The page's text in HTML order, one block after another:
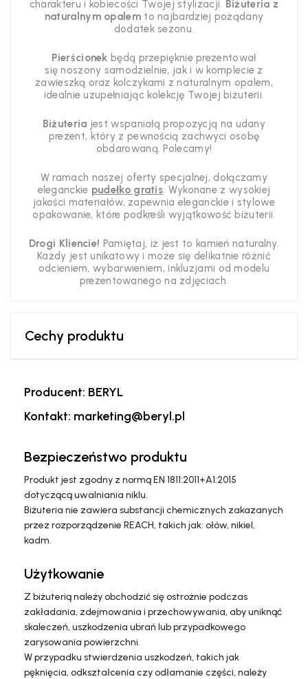
charakteru i kobiecości Twojej stylizacji. Biżuteria z
naturalnym opalem to najbardziej pożądany
dodatek sezonu.
Pierścionek będą przepięknie prezentował
się noszony samodzielnie, jak i w komplecie z
zawieszką oraz kolczykami z naturalnym opalem,
idealnie uzupełniając kolekcję Twojej biżuterii.
Biżuteria jest wspaniałą propozycją na udany
prezent, który z pewnością zachwyci osobę
obdarowaną. Polecamy!
W ramach naszej oferty specjalnej, dołączamy
eleganckie pudełko gratis. Wykonane z wysokiej
jakości materiałów, zapewnia eleganckie i stylowe
opakowanie, które podkreśli wyjątkowość biżuterii.
Drogi Kliencie! Pamiętaj, iż jest to kamień naturalny.
Każdy jest unikatowy i może się delikatnie różnić
odcieniem, wybarwieniem, inkluzjami od modelu
prezentowanego na zdjęciach.
Cechy produktu
Producent: BERYL
Kontakt: marketing@beryl.pl
Bezpieczeństwo produktu
Produkt jest zgodny z normą EN 1811:2011+A1:2015
dotyczącą uwalniania niklu.
Biżuteria nie zawiera substancji chemicznych zakazanych
przez rozporządzenie REACH, takich jak: ołów, nikiel,
kadm.
Użytkowanie
Z biżuterią należy obchodzić się ostrożnie podczas
zakładania, zdejmowania i przechowywania, aby uniknąć
skaleczeń, uszkodzenia ubrań lub przypadkowego
zarysowania powierzchni.
W przypadku stwierdzenia uszkodzeń, takich jak
pęknięcia, odkształcenia czy odłamanie części, należy